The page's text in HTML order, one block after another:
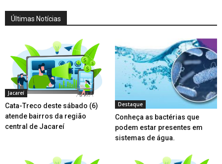
Últimas Notícias
Jacareí
Cata-Treco deste sábado (6)
atende bairros da região
central de Jacareí
Destaque
Conheça as bactérias que
podem estar presentes em
sistemas de água.